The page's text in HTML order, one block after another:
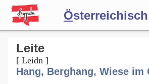
Österreichisch
Wörterbuch
Forum
Leite
[ Leidn ]
Hang, Berghang, Wiese im